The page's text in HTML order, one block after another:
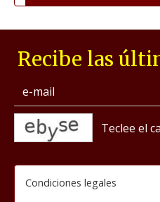
Recibe las
Condiciones legales